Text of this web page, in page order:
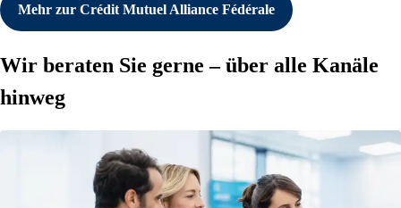
Mehr zur Crédit Mutuel Alliance Fédérale
Wir beraten Sie gerne – über alle Kanäle
hinweg